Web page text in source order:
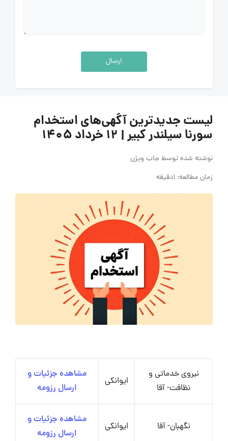
ارسال
لیست جدیدترین آگهی‌های استخدام
سورنا سیلندر کبیر | ۱۲ خرداد ۱۴۰۵
نوشته شده توسطجاب ویژن
زمان مطالعه: 1دقیقه
نیروی خدماتی و
نظافت- آقا
ایوانکی
مشاهده جزئیات و
ارسال رزومه
نگهبان- آقا ایوانکی
مشاهده جزئیات و
ارسال رزومه